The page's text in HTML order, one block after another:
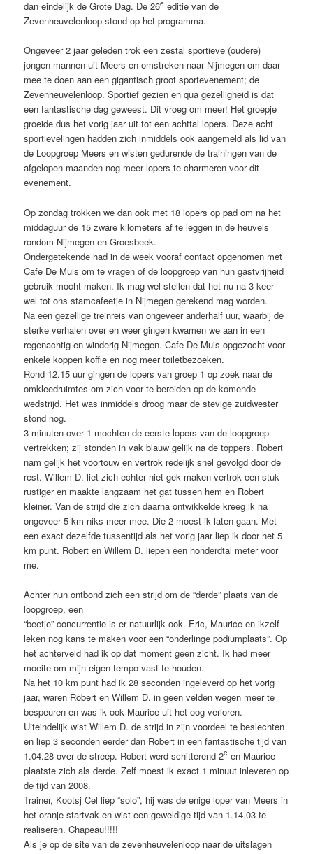
dan eindelijk de Grote Dag. De 26e editie van de
Zevenheuvelenloop stond op het programma.
Ongeveer 2 jaar geleden trok een zestal sportieve (oudere)
jongen mannen uit Meers en omstreken naar Nijmegen om daar
mee te doen aan een gigantisch groot sportevenement; de
Zevenheuvelenloop. Sportief gezien en qua gezelligheid is dat
een fantastische dag geweest. Dit vroeg om meer! Het groepje
groeide dus het vorig jaar uit tot een achttal lopers. Deze acht
sportievelingen hadden zich inmiddels ook aangemeld als lid van
de Loopgroep Meers en wisten gedurende de trainingen van de
afgelopen maanden nog meer lopers te charmeren voor dit
evenement.
Op zondag trokken we dan ook met 18 lopers op pad om na het
middaguur de 15 zware kilometers af te leggen in de heuvels
rondom Nijmegen en Groesbeek.
Ondergetekende had in de week vooraf contact opgenomen met
Cafe De Muis om te vragen of de loopgroep van hun gastvrijheid
gebruik mocht maken. Ik mag wel stellen dat het nu na 3 keer
wel tot ons stamcafeetje in Nijmegen gerekend mag worden.
Na een gezellige treinreis van ongeveer anderhalf uur, waarbij de
sterke verhalen over en weer gingen kwamen we aan in een
regenachtig en winderig Nijmegen. Cafe De Muis opgezocht voor
enkele koppen koffie en nog meer toiletbezoeken.
Rond 12.15 uur gingen de lopers van groep 1 op zoek naar de
omkleedruimtes om zich voor te bereiden op de komende
wedstrijd. Het was inmiddels droog maar de stevige zuidwester
stond nog.
3 minuten over 1 mochten de eerste lopers van de loopgroep
vertrekken; zij stonden in vak blauw gelijk na de toppers. Robert
nam gelijk het voortouw en vertrok redelijk snel gevolgd door de
rest. Willem D. liet zich echter niet gek maken vertrok een stuk
rustiger en maakte langzaam het gat tussen hem en Robert
kleiner. Van de strijd die zich daarna ontwikkelde kreeg ik na
ongeveer 5 km niks meer mee. Die 2 moest ik laten gaan. Met
een exact dezelfde tussentijd als het vorig jaar liep ik door het 5
km punt. Robert en Willem D. liepen een honderdtal meter voor
me.
Achter hun ontbond zich een strijd om de “derde” plaats van de
loopgroep, een
“beetje” concurrentie is er natuurlijk ook. Eric, Maurice en ikzelf
leken nog kans te maken voor een “onderlinge podiumplaats”. Op
het achterveld had ik op dat moment geen zicht. Ik had meer
moeite om mijn eigen tempo vast te houden.
Na het 10 km punt had ik 28 seconden ingeleverd op het vorig
jaar, waren Robert en Willem D. in geen velden wegen meer te
bespeuren en was ik ook Maurice uit het oog verloren.
Uiteindelijk wist Willem D. de strijd in zijn voordeel te beslechten
en liep 3 seconden eerder dan Robert in een fantastische tijd van
1.04.28 over de streep. Robert werd schitterend 2e en Maurice
plaatste zich als derde. Zelf moest ik exact 1 minuut inleveren op
de tijd van 2008.
Trainer, Kootsj Cel liep “solo”, hij was de enige loper van Meers in
het oranje startvak en wist een geweldige tijd van 1.14.03 te
realiseren. Chapeau!!!!!
Als je op de site van de zevenheuvelenloop naar de uitslagen